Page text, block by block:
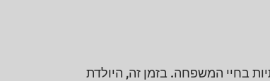
בחיי המשפחה. בזמן זה, היולדת